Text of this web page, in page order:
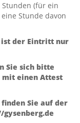
(für ein
Stunde davon
ist der Eintritt nur
Sie sich bitte
mit einen Attest
Sie auf der
gysenberg.de